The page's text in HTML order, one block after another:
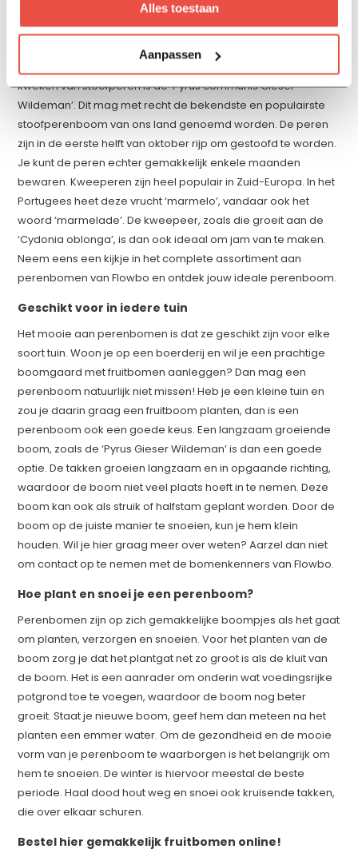
Alles toestaan
Aanpassen
Houd je meer van stoofperen en kweeperen?
Je kunt ook perenbomen planten in je tuin als je graag zelf
stoofpeertjes wilt kweken. Een van de beste soorten voor het
kweken van stoofperen is de ‘Pyrus communis Gieser
Wildeman’. Dit mag met recht de bekendste en populairste
stoofperenboom van ons land genoemd worden. De peren
zijn in de eerste helft van oktober rijp om gestoofd te worden.
Je kunt de peren echter gemakkelijk enkele maanden
bewaren. Kweeperen zijn heel populair in Zuid-Europa. In het
Portugees heet deze vrucht ‘marmelo’, vandaar ook het
woord ‘marmelade’. De kweepeer, zoals die groeit aan de
‘Cydonia oblonga’, is dan ook ideaal om jam van te maken.
Neem eens een kijkje in het complete assortiment aan
perenbomen van Flowbo en ontdek jouw ideale perenboom.
Geschikt voor in iedere tuin
Het mooie aan perenbomen is dat ze geschikt zijn voor elke
soort tuin. Woon je op een boerderij en wil je een prachtige
boomgaard met fruitbomen aanleggen? Dan mag een
perenboom natuurlijk niet missen! Heb je een kleine tuin en
zou je daarin graag een fruitboom planten, dan is een
perenboom ook een goede keus. Een langzaam groeiende
boom, zoals de ‘Pyrus Gieser Wildeman’ is dan een goede
optie. De takken groeien langzaam en in opgaande richting,
waardoor de boom niet veel plaats hoeft in te nemen. Deze
boom kan ook als struik of halfstam geplant worden. Door de
boom op de juiste manier te snoeien, kun je hem klein
houden. Wil je hier graag meer over weten? Aarzel dan niet
om contact op te nemen met de bomenkenners van Flowbo.
Hoe plant en snoei je een perenboom?
Perenbomen zijn op zich gemakkelijke boompjes als het gaat
om planten, verzorgen en snoeien. Voor het planten van de
boom zorg je dat het plantgat net zo groot is als de kluit van
de boom. Het is een aanrader om onderin wat voedingsrijke
potgrond toe te voegen, waardoor de boom nog beter
groeit. Staat je nieuwe boom, geef hem dan meteen na het
planten een emmer water. Om de gezondheid en de mooie
vorm van je perenboom te waarborgen is het belangrijk om
hem te snoeien. De winter is hiervoor meestal de beste
periode. Haal dood hout weg en snoei ook kruisende takken,
die over elkaar schuren.
Bestel hier gemakkelijk fruitbomen online!